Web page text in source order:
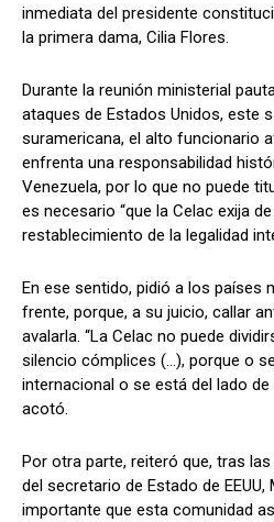
inmediata del presidente
la primera dama, Cilia Flores.
Durante la reunión ministerial
ataques de Estados Unidos, este
suramericana, el alto funcionario
enfrenta una responsabilidad
Venezuela, por lo que no puede
es necesario “que la Celac exija
restablecimiento de la legalidad
En ese sentido, pidió a los países
frente, porque, a su juicio, callar
avalarla. “La Celac no puede
silencio cómplices (…), porque o
internacional o se está del lado de
acotó.
Por otra parte, reiteró que, tras
del secretario de Estado de EEUU,
importante que esta comunidad